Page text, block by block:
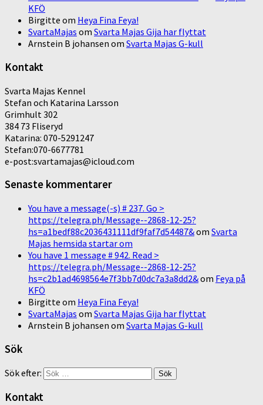
KFÖ
Birgitte om Heya Fina Feya!
SvartaMajas om Svarta Majas Gija har flyttat
Arnstein B johansen om Svarta Majas G-kull
Kontakt
Svarta Majas Kennel
Stefan och Katarina Larsson
Grimhult 302
384 73 Fliseryd
Katarina: 070-5291247
Stefan:070-6677781
e-post:svartamajas@icloud.com
Senaste kommentarer
You have a message(-s) # 237. Go >
https://telegra.ph/Message--2868-12-25?
hs=a1bedf88c2036431111df9faf7d54487&om Svarta
Majas hemsida startar om
You have 1 message # 942. Read >
https://telegra.ph/Message--2868-12-25?
hs=c2b1ad4698564e7f3bb7d0dc7a3a8dd2&om Feya på
KFÖ
Birgitte om Heya Fina Feya!
SvartaMajas om Svarta Majas Gija har flyttat
Arnstein B johansen om Svarta Majas G-kull
Sök
Sök efter:
Kontakt